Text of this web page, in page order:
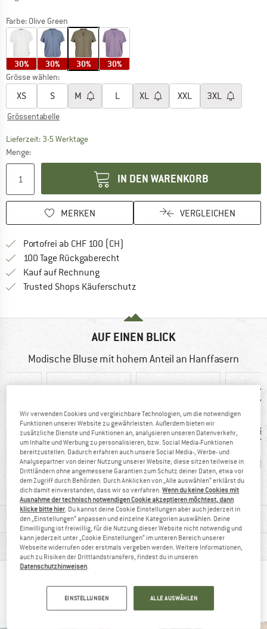
Farbe: Olive Green
30% 30% 30% 30%
Grösse wählen:
XS S M L XL XXL 3XL
Grössentabelle
Lieferzeit: 3-5 WerktageDer Link öffnet sich in einer Infobox und
Menge:
IN DEN WARENKORB
MERKEN VERGLEICHEN
Portofrei ab CHF 100 (CH)
100 Tage Rückgaberecht
Kauf auf RechnungFinde die Zahlungs-Infos hier! Öffnet
Trusted Shops Käuferschutz
AUF EINEN BLICK
Modische Bluse mit hohem Anteil an Hanffasern
95%
Weiterempfehlung
Kunden sagen:
guter Schnitt
PFC-/
MATERIALINFOS & FEATURES
PRODUKTBESCHREIBUNG
ANDERE BERGFREUNDE SCHAUTEN SICH AUCH
Wir verwenden Cookies und vergleichbare Technologien, um die notwendigen
Funktionen unserer Website zu gewährleisten. Außerdem bieten wir
zusätzliche Dienste und Funktionen an, analysieren unseren Datenverkehr,
um Inhalte und Werbung zu personalisieren, bzw. Social Media-Funktionen
bereitzustellen. Dadurch erfahren auch unsere Social Media-, Werbe- und
Analysepartner von deiner Nutzung unserer Website; diese sitzen teilweise in
Drittländern ohne angemessene Garantien zum Schutz deiner Daten, etwa vor
dem Zugriff durch Behörden. Durch Anklicken von „Alle auswählen“ erklärst du
dich damit einverstanden, dass wir so verfahren.Wenn du keine Cookies mit
Ausnahme der technisch notwendigen Cookie akzeptieren möchtest, dann
klicke bitte hier . Du kannst deine Cookie Einstellungen aber auch jederzeit in
den „Einstellungen“ anpassen und einzelne Kategorien auswählen. Deine
Einwilligung ist freiwillig, für die Nutzung dieser Website nicht notwendig und
kann jederzeit unter „Cookie Einstellungen“ im unteren Bereich unserer
Webseite widerrufen oder erstmals vergeben werden. Weitere Informationen,
auch zu Risiken der Drittlandstransfers, findest du in unseren
Datenschutzhinweisen
EINSTELLUNGEN ALLE AUSWÄHLEN